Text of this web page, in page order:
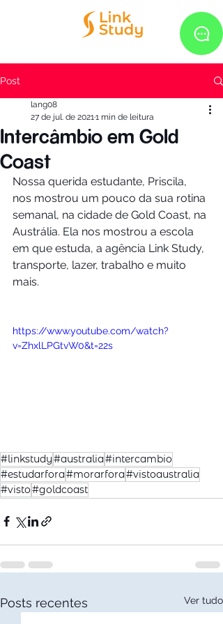
Post
Intercâmbio em Gold
Coast
lang08
27 de jul. de 20211 min de leitura
Nossa querida estudante, Priscila,
nos mostrou um pouco da sua rotina
semanal, na cidade de Gold Coast, na
Austrália. Ela nos mostrou a escola
em que estuda, a agência Link Study,
transporte, lazer, trabalho e muito
mais.
https://www.youtube.com/watch?
v=ZhxlLPGtvW0&t=22s
#linkstudy#australia#intercambio
#estudarfora#morarfora#vistoaustralia
#visto#goldcoast
Posts recentes Ver tudo